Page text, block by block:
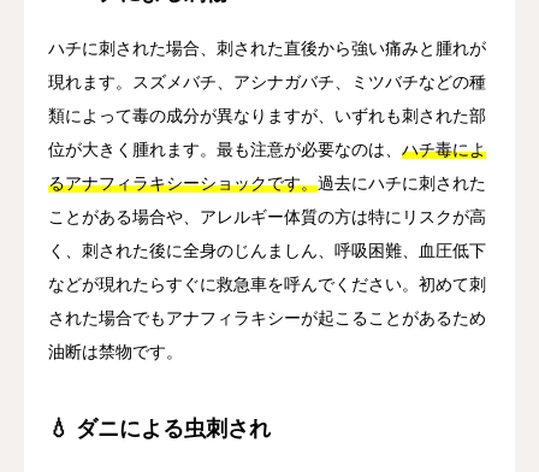
ハチに刺された場合、刺された直後から強い痛みと腫れが
現れます。スズメバチ、アシナガバチ、ミツバチなどの種
類によって毒の成分が異なりますが、いずれも刺された部
位が大きく腫れます。最も注意が必要なのは、 ハチ毒によ
るアナフィラキシーショックです。過去にハチに刺された
ことがある場合や、アレルギー体質の方は特にリスクが高
く、刺された後に全身のじんましん、呼吸困難、血圧低下
などが現れたらすぐに救急車を呼んでください。初めて刺
された場合でもアナフィラキシーが起こることがあるため
油断は禁物です。
💧 ダニによる虫刺され